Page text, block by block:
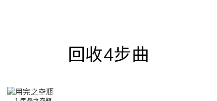
回收4步曲